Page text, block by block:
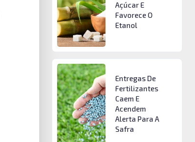
Açúcar E
Favorece O
Etanol
Entregas De
Fertilizantes
Caem E
Acendem
Alerta Para A
Safra